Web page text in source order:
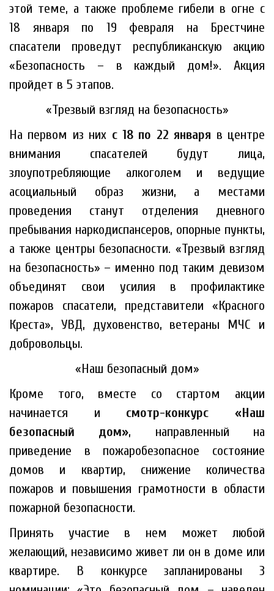
этой теме, а также проблеме гибели в огне с
18 января по 19 февраля на Брестчине
спасатели проведут республиканскую акцию
«Безопасность – в каждый дом!». Акция
пройдет в 5 этапов.
«Трезвый взгляд на безопасность»
На первом из них с 18 по 22 января в центре
внимания спасателей будут лица,
злоупотребляющие алкоголем и ведущие
асоциальный образ жизни, а местами
проведения станут отделения дневного
пребывания наркодиспансеров, опорные пункты,
а также центры безопасности. «Трезвый взгляд
на безопасность» – именно под таким девизом
объединят свои усилия в профилактике
пожаров спасатели, представители «Красного
Креста», УВД, духовенство, ветераны МЧС и
добровольцы.
«Наш безопасный дом»
Кроме того, вместе со стартом акции
начинается и смотр-конкурс «Наш
безопасный дом», направленный на
приведение в пожаробезопасное состояние
домов и квартир, снижение количества
пожаров и повышения грамотности в области
пожарной безопасности.
Принять участие в нем может любой
желающий, независимо живет ли он в доме или
квартире. В конкурсе запланированы 3